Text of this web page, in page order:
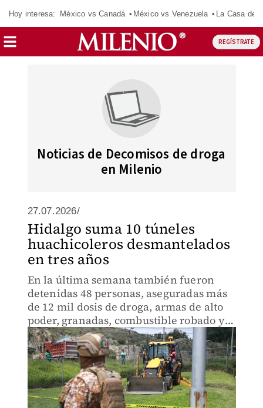
Hoy interesa: México vs Canadá México vs Venezuela La Casa de
REGÍSTRATE
Noticias de Decomisos de droga
en Milenio
27.07.2026/
Hidalgo suma 10 túneles
huachicoleros desmantelados
en tres años
En la última semana también fueron
detenidas 48 personas, aseguradas más
de 12 mil dosis de droga, armas de alto
poder, granadas, combustible robado y
vehículos vinculados con actividades
delictivas.